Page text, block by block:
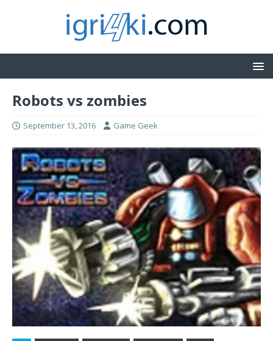
Robots vs zombies
September 13, 2016 Game Geek